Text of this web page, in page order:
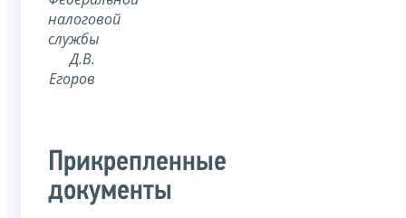
налоговой
службы
Д.В.
Егоров
Прикрепленные
документы